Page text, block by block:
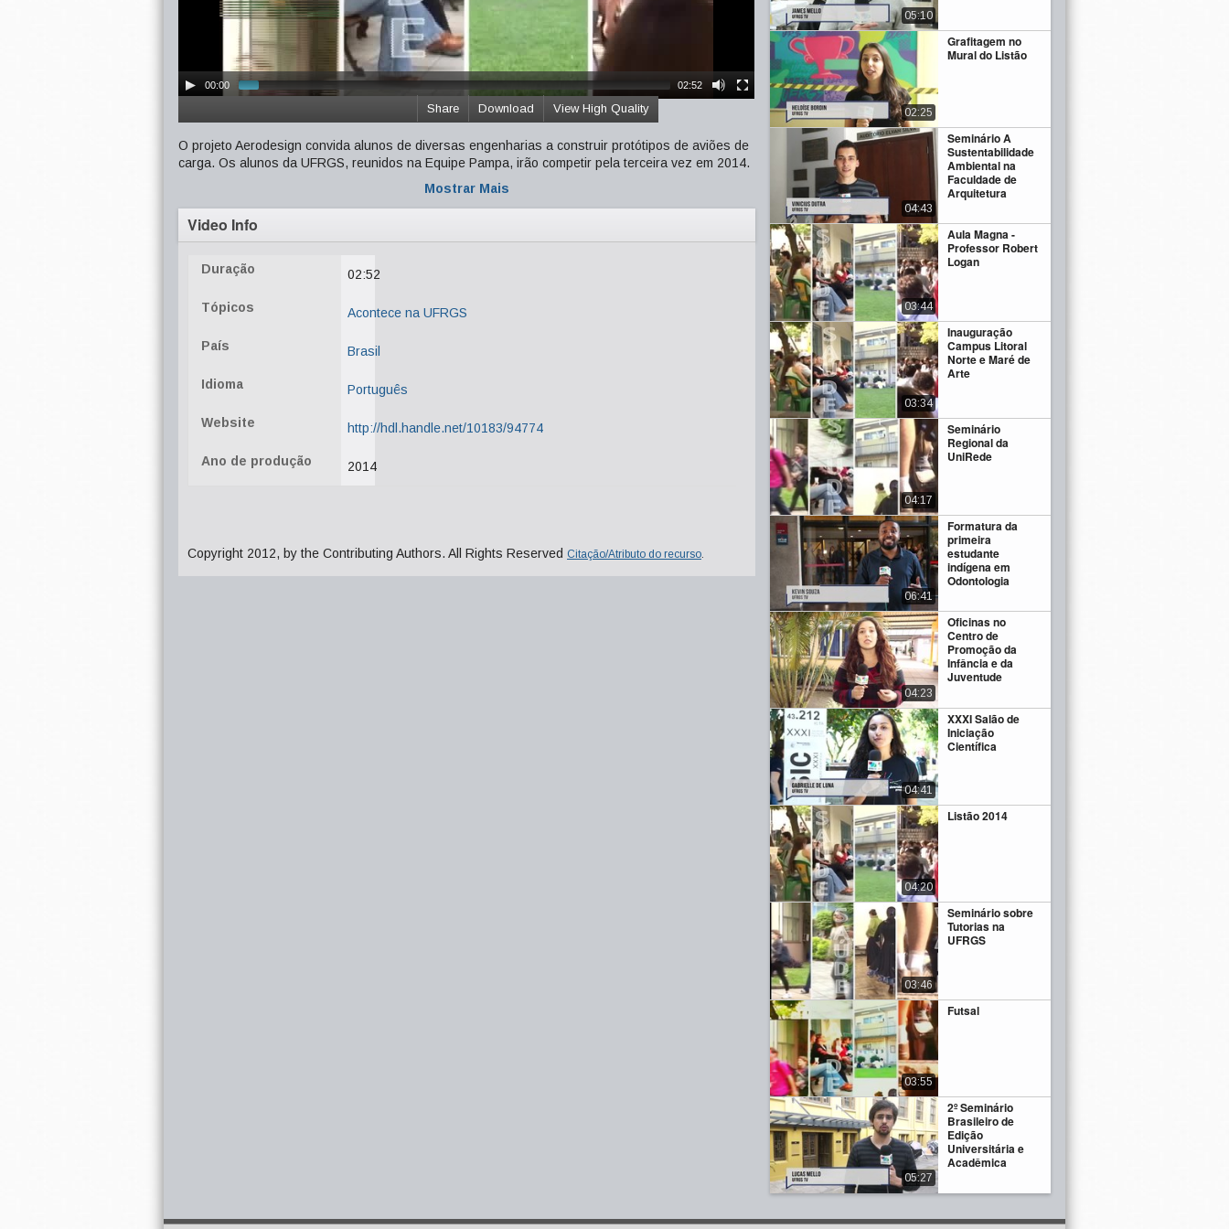
00:00 02:52
View High Quality
Download
Share
O projeto Aerodesign convida alunos de diversas engenharias a construir protótipos de aviões de
carga. Os alunos da UFRGS, reunidos na Equipe Pampa, irão competir pela terceira vez em 2014.
Mostrar Mais
Video Info
Duração 02:52
Tópicos Acontece na UFRGS
País Brasil
Idioma Português
Website http://hdl.handle.net/10183/94774
Ano de produção 2014
Copyright 2012, by the Contributing Authors. All Rights Reserved Citação/Atributo do recurso.
05:10
Grafitagem no
Mural do Listão
02:25
Seminário A
Sustentabilidade
Ambiental na
Faculdade de
Arquitetura
04:43
Aula Magna -
Professor Robert
Logan
03:44
Inauguração
Campus Litoral
Norte e Maré de
Arte
03:34
Seminário
Regional da
UniRede
04:17
Formatura da
primeira
estudante
indígena em
Odontologia
06:41
Oficinas no
Centro de
Promoção da
Infância e da
Juventude
04:23
XXXI Salão de
Iniciação
Científica
04:41
Listão 2014
04:20
Seminário sobre
Tutorias na
UFRGS
03:46
Futsal
03:55
2º Seminário
Brasileiro de
Edição
Universitária e
Acadêmica
05:27